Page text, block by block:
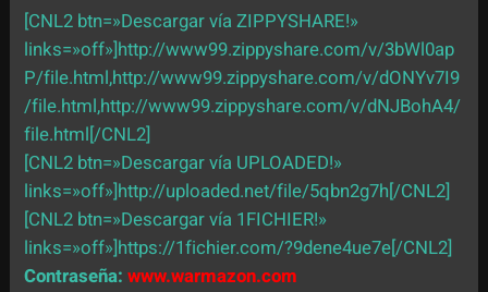
[CNL2 btn=»Descargar vía ZIPPYSHARE!»
links=»off»]http://www99.zippyshare.com/v/3bWl0ap
P/file.html,http://www99.zippyshare.com/v/dONYv7I9
/file.html,http://www99.zippyshare.com/v/dNJBohA4/
file.html[/CNL2]
[CNL2 btn=»Descargar vía UPLOADED!»
links=»off»]http://uploaded.net/file/5qbn2g7h[/CNL2]
[CNL2 btn=»Descargar vía 1FICHIER!»
links=»off»]https://1fichier.com/?9dene4ue7e[/CNL2]
Contraseña:www.warmazon.com